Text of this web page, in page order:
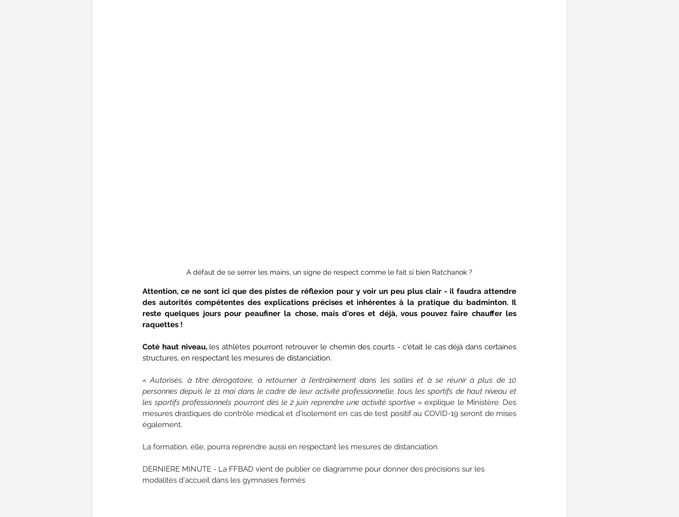
A défaut de se serrer les mains, un signe de respect comme le fait si bien Ratchanok ?
Attention, ce ne sont ici que des pistes de réflexion pour y voir un peu plus clair - il faudra attendre
des autorités compétentes des explications précises et inhérentes à la pratique du badminton. Il
reste quelques jours pour peaufiner la chose, mais d'ores et déjà, vous pouvez faire chauffer les
raquettes !
Coté haut niveau, les athlètes pourront retrouver le chemin des courts - c'était le cas déjà dans certaines
structures, en respectant les mesures de distanciation.
« Autorisés, à titre dérogatoire, à retourner à l’entraînement dans les salles et à se réunir à plus de 10
personnes depuis le 11 mai dans le cadre de leur activité professionnelle, tous les sportifs de haut niveau et
les sportifs professionnels pourront dès le 2 juin reprendre une activité sportive » explique le Ministère. Des
mesures drastiques de contrôle médical et d'isolement en cas de test positif au COVID-19 seront de mises
également.
La formation, elle, pourra reprendre aussi en respectant les mesures de distanciation.
DERNIERE MINUTE - La FFBAD vient de publier ce diagramme pour donner des précisions sur les
modalités d'accueil dans les gymnases fermés